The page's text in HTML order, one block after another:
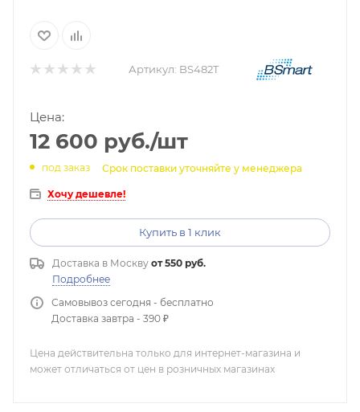
Артикул: BS482T
Цена:
12 600 руб./шт
под заказ Срок поставки уточняйте у менеджера
Хочу дешевле!
Купить в 1 клик
Доставка в Москву от 550 руб.
Подробнее
Самовывоз сегодня - бесплатно
Доставка завтра - 390 ₽
Цена действительна только для интернет-магазина и
может отличаться от цен в розничных магазинах